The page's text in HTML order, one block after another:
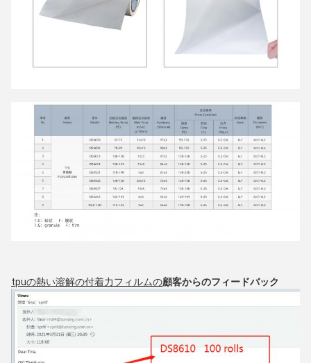
tpuの熱い溶解の付着力フィルムの顧客からのフィードバック